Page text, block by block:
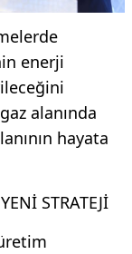
enerji
alanında
hayata
STRATEJİ